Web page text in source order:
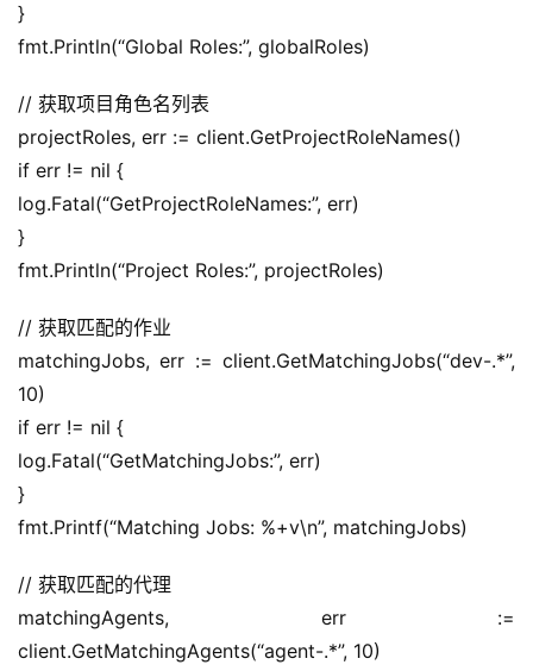
}
fmt.Println(“Global Roles:”, globalRoles)
// 获取项目角色名列表
projectRoles, err := client.GetProjectRoleNames()
if err != nil {
log.Fatal(“GetProjectRoleNames:”, err)
}
fmt.Println(“Project Roles:”, projectRoles)
// 获取匹配的作业
matchingJobs, err := client.GetMatchingJobs(“dev-.*”,
10)
if err != nil {
log.Fatal(“GetMatchingJobs:”, err)
}
fmt.Printf(“Matching Jobs: %+v\n”, matchingJobs)
// 获取匹配的代理
matchingAgents, err :=
client.GetMatchingAgents(“agent-.*”, 10)